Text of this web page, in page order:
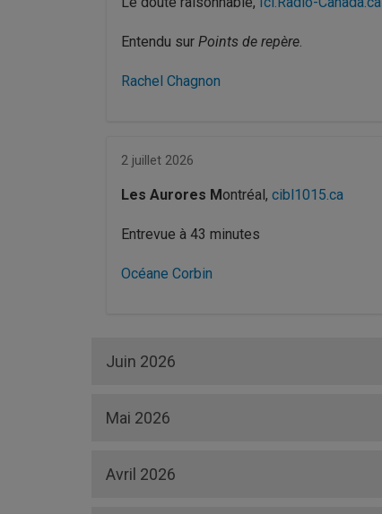
Entendu sur Points de repère.
Rachel Chagnon
2 juillet 2026
Les Aurores Montréal, cibl1015.ca
Entrevue à 43 minutes
Océane Corbin
Juin 2026
Mai 2026
Avril 2026